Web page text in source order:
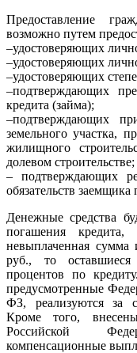
Предоставление
возможно путем
–удостоверяющих
–удостоверяющих
–удостоверяющих
–подтверждающих
кредита (займа);
–подтверждающих
земельного участка,
жилищного
долевом строительстве;
– подтверждающих
обязательств
Денежные средства
погашения
невыплаченная сумма
руб., то
процентов по
предусмотренные
ФЗ, реализуются за
Кроме того,
Российской
компенсационные